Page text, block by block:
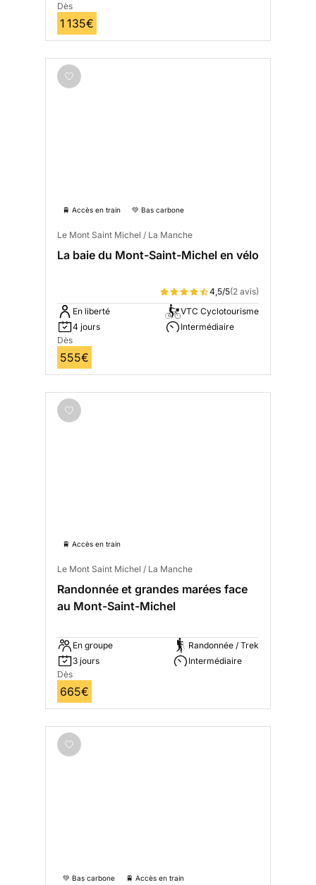
Dès
1 135€
🚆 Accès en train 💚 Bas carbone
Le Mont Saint Michel / La Manche
La baie du Mont-Saint-Michel en vélo
4,5/5(2 avis)
En liberté
4 jours
VTC Cyclotourisme
Intermédiaire
Dès
555€
🚆 Accès en train
Le Mont Saint Michel / La Manche
Randonnée et grandes marées face
au Mont-Saint-Michel
En groupe
3 jours
Randonnée / Trek
Intermédiaire
Dès
665€
💚 Bas carbone 🚆 Accès en train